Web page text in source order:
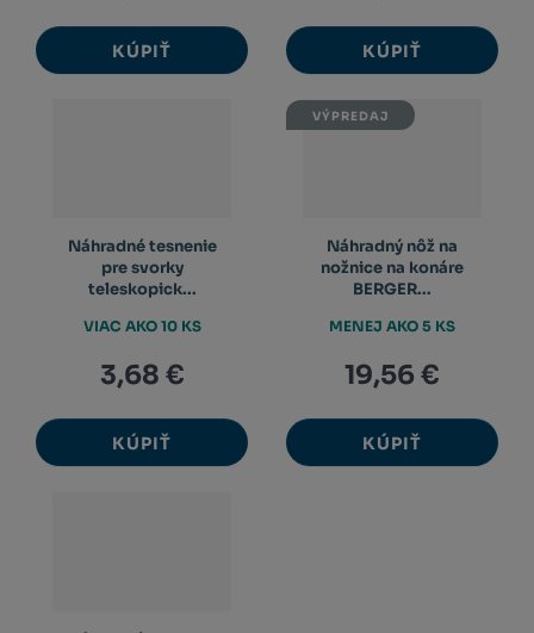
KÚPIŤ KÚPIŤ
Náhradné tesnenie
pre svorky
teleskopick...
3,68 €
KÚPIŤ
VIAC AKO 10 KS
VÝPREDAJ
Náhradný nôž na
nožnice na konáre
BERGER...
19,56 €
KÚPIŤ
MENEJ AKO 5 KS